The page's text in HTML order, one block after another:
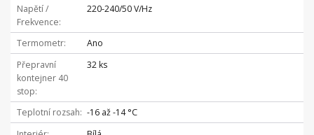
Napětí /
Frekvence
220-240/50 V/Hz
Termometr
Ano
Přepravní
kontejner 40
stop
32 ks
Teplotní rozsah
-16 až -14 °C